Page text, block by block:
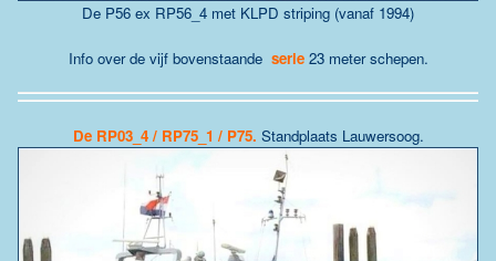
De P56 ex RP56_4 met KLPD striping (vanaf 1994)
Info over de vijf bovenstaande serie 23 meter schepen.
De RP03_4 / RP75_1 / P75. Standplaats Lauwersoog.